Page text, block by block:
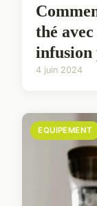
thé
infusion
4 juin 2024
EQUIPEMENT